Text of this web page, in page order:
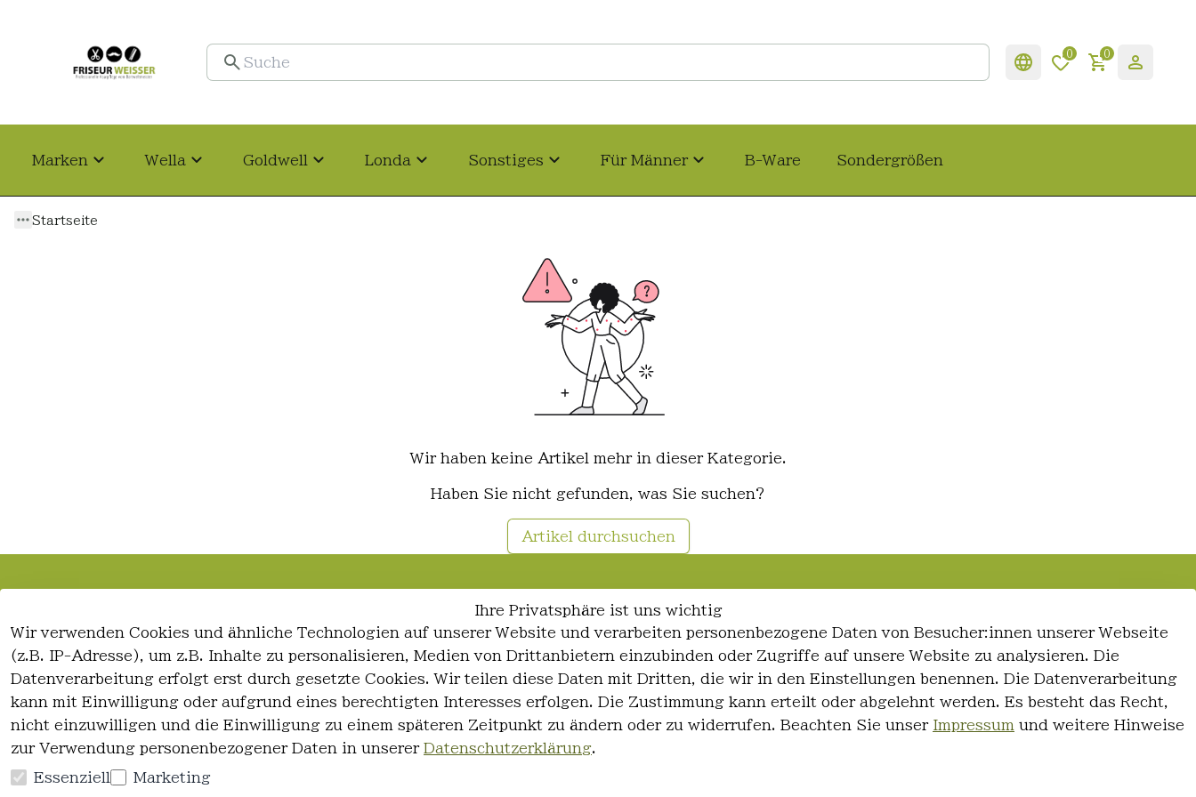
0 0
Marken Wella Goldwell Londa Sonstiges Für Männer B-Ware Sondergrößen
Startseite
Wir haben keine Artikel mehr in dieser Kategorie.
Haben Sie nicht gefunden, was Sie suchen?
Artikel durchsuchen
Ihre Privatsphäre ist uns wichtig
Wir verwenden Cookies und ähnliche Technologien auf unserer Website und verarbeiten personenbezogene Daten von Besucher:innen unserer Webseite
(z.B. IP-Adresse), um z.B. Inhalte zu personalisieren, Medien von Drittanbietern einzubinden oder Zugriffe auf unsere Website zu analysieren. Die
Datenverarbeitung erfolgt erst durch gesetzte Cookies. Wir teilen diese Daten mit Dritten, die wir in den Einstellungen benennen. Die Datenverarbeitung
kann mit Einwilligung oder aufgrund eines berechtigten Interesses erfolgen. Die Zustimmung kann erteilt oder abgelehnt werden. Es besteht das Recht,
nicht einzuwilligen und die Einwilligung zu einem späteren Zeitpunkt zu ändern oder zu widerrufen. Beachten Sie unser Impressum und weitere Hinweise
zur Verwendung personenbezogener Daten in unserer Datenschutzerklärung.
Essenziell Marketing
AGB
Impressum
Datenschutzerklärung
Widerrufsrecht
Kontakt
Registrieren